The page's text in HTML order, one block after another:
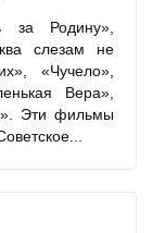
за Родину»,
слезам не
«Чучело»,
Вера»,
Эти фильмы